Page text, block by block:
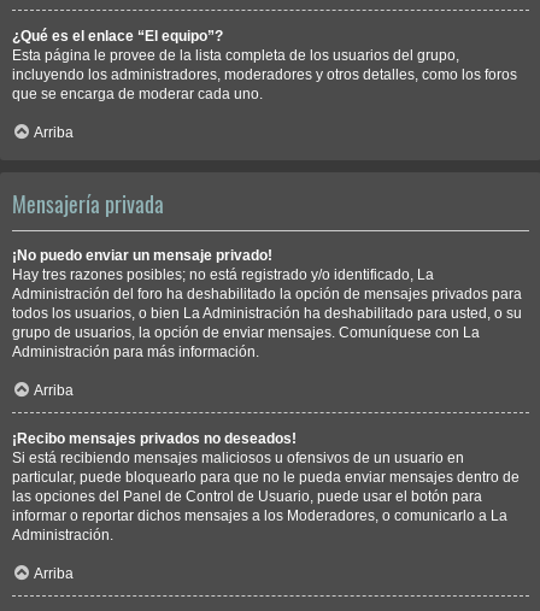
¿Qué es el enlace “El equipo”?
Esta página le provee de la lista completa de los usuarios del grupo,
incluyendo los administradores, moderadores y otros detalles, como los foros
que se encarga de moderar cada uno.
Arriba
Mensajería privada
¡No puedo enviar un mensaje privado!
Hay tres razones posibles; no está registrado y/o identificado, La
Administración del foro ha deshabilitado la opción de mensajes privados para
todos los usuarios, o bien La Administración ha deshabilitado para usted, o su
grupo de usuarios, la opción de enviar mensajes. Comuníquese con La
Administración para más información.
Arriba
¡Recibo mensajes privados no deseados!
Si está recibiendo mensajes maliciosos u ofensivos de un usuario en
particular, puede bloquearlo para que no le pueda enviar mensajes dentro de
las opciones del Panel de Control de Usuario, puede usar el botón para
informar o reportar dichos mensajes a los Moderadores, o comunicarlo a La
Administración.
Arriba